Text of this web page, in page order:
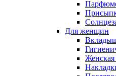
Для женщин
Женская